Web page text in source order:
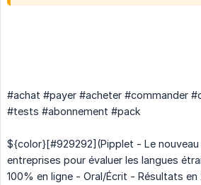
#achat #payer #acheter #commander
#tests #abonnement #pack
${color}[#929292](Pipplet - Le
entreprises pour évaluer les langues
100% en ligne - Oral/Écrit - Résultats